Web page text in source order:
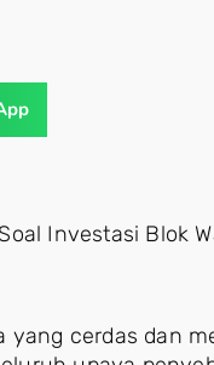
Investasi Blok
yang cerdas dan